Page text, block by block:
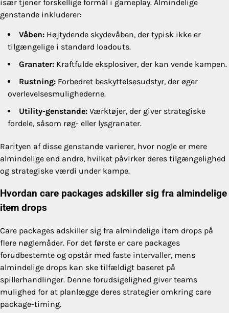
især tjener forskellige formål i gameplay. Almindelige
genstande inkluderer:
Våben: Højtydende skydevåben, der typisk ikke er
tilgængelige i standard loadouts.
Granater: Kraftfulde eksplosiver, der kan vende kampen.
Rustning: Forbedret beskyttelsesudstyr, der øger
overlevelsesmulighederne.
Utility-genstande: Værktøjer, der giver strategiske
fordele, såsom røg- eller lysgranater.
Rarityen af disse genstande varierer, hvor nogle er mere
almindelige end andre, hvilket påvirker deres tilgængelighed
og strategiske værdi under kampe.
Hvordan care packages adskiller sig fra almindelige
item drops
Care packages adskiller sig fra almindelige item drops på
flere nøglemåder. For det første er care packages
forudbestemte og opstår med faste intervaller, mens
almindelige drops kan ske tilfældigt baseret på
spillerhandlinger. Denne forudsigelighed giver teams
mulighed for at planlægge deres strategier omkring care
package-timing.